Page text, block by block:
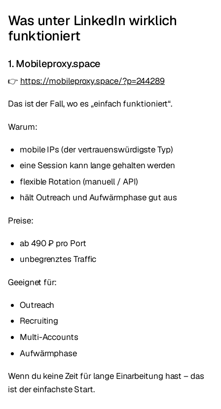
Was unter LinkedIn wirklich
funktioniert
1. Mobileproxy.space
👉 https://mobileproxy.space/?p=244289
Das ist der Fall, wo es „einfach funktioniert“.
Warum:
mobile IPs (der vertrauenswürdigste Typ)
eine Session kann lange gehalten werden
flexible Rotation (manuell / API)
hält Outreach und Aufwärmphase gut aus
Preise:
ab 490 ₽ pro Port
unbegrenztes Traffic
Geeignet für:
Outreach
Recruiting
Multi-Accounts
Aufwärmphase
Wenn du keine Zeit für lange Einarbeitung hast – das
ist der einfachste Start.